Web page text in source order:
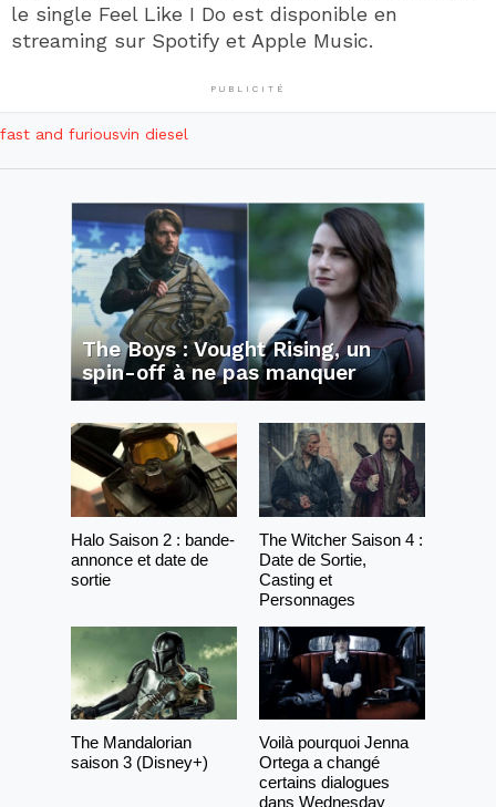
le single Feel Like I Do est disponible en
streaming sur Spotify et Apple Music.
PUBLICITÉ
fast and furiousvin diesel
The Boys : Vought Rising, un
spin-off à ne pas manquer
Halo Saison 2 : bande-
annonce et date de
sortie
The Witcher Saison 4 :
Date de Sortie,
Casting et
Personnages
The Mandalorian
saison 3 (Disney+)
Voilà pourquoi Jenna
Ortega a changé
certains dialogues
dans Wednesday